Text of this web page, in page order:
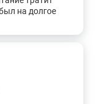
на долгое